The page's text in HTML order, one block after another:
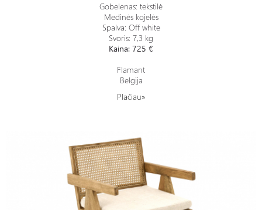
Gobelenas: tekstilė
Medinės kojelės
Spalva: Off white
Svoris: 7,3 kg
Kaina: 725 €
Flamant
Belgija
Plačiau»